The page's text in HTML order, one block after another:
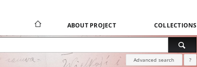
ABOUT PROJECT COLLECTIONS
Advanced search ?